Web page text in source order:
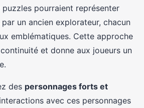
pourraient représenter
un ancien explorateur, chacun
emblématiques. Cette approche
et donne aux joueurs un
des personnages forts et
avec ces personnages